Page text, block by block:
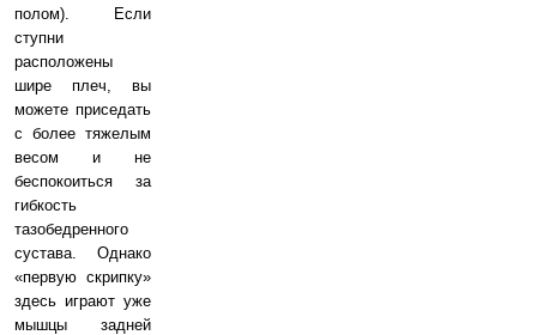
полом). Если
ступни
расположены
шире плеч, вы
можете приседать
с более тяжелым
весом и не
беспокоиться за
гибкость
тазобедренного
сустава. Однако
«первую скрипку»
здесь играют уже
мышцы задней